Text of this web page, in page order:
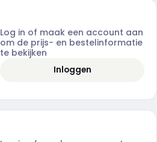
Log in of maak een account aan
om de prijs- en bestelinformatie
te bekijken
Inloggen